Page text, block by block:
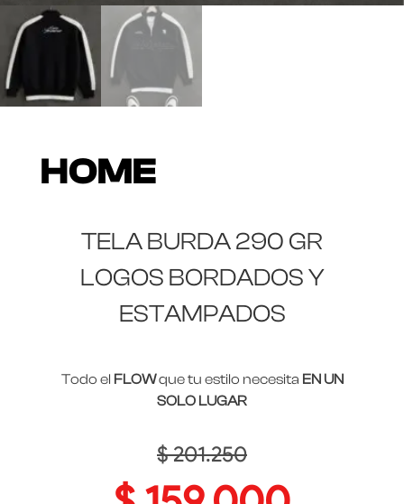
HOME
TELA BURDA 290 GR
LOGOS BORDADOS Y
ESTAMPADOS
Todo el FLOWque tu estilo necesita EN UN
SOLO LUGAR
$201.250